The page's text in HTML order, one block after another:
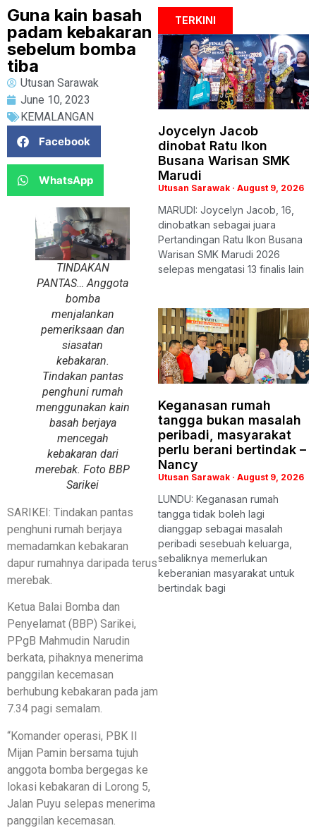
Guna kain basah
padam kebakaran
sebelum bomba
tiba
Utusan Sarawak
June 10, 2023
KEMALANGAN
Facebook
WhatsApp
TINDAKAN
PANTAS… Anggota
bomba
menjalankan
pemeriksaan dan
siasatan
kebakaran.
Tindakan pantas
penghuni rumah
menggunakan kain
basah berjaya
mencegah
kebakaran dari
merebak. Foto BBP
Sarikei
SARIKEI: Tindakan pantas
penghuni rumah berjaya
memadamkan kebakaran
dapur rumahnya daripada terus
merebak.
Ketua Balai Bomba dan
Penyelamat (BBP) Sarikei,
PPgB Mahmudin Narudin
berkata, pihaknya menerima
panggilan kecemasan
berhubung kebakaran pada jam
7.34 pagi semalam.
“Komander operasi, PBK II
Mijan Pamin bersama tujuh
anggota bomba bergegas ke
lokasi kebakaran di Lorong 5,
Jalan Puyu selepas menerima
panggilan kecemasan.
TERKINI
Joycelyn Jacob
dinobat Ratu Ikon
Busana Warisan SMK
Marudi
Utusan Sarawak August 9, 2026
MARUDI: Joycelyn Jacob, 16,
dinobatkan sebagai juara
Pertandingan Ratu Ikon Busana
Warisan SMK Marudi 2026
selepas mengatasi 13 finalis lain
Keganasan rumah
tangga bukan masalah
peribadi, masyarakat
perlu berani bertindak –
Nancy
Utusan Sarawak August 9, 2026
LUNDU: Keganasan rumah
tangga tidak boleh lagi
dianggap sebagai masalah
peribadi sesebuah keluarga,
sebaliknya memerlukan
keberanian masyarakat untuk
bertindak bagi